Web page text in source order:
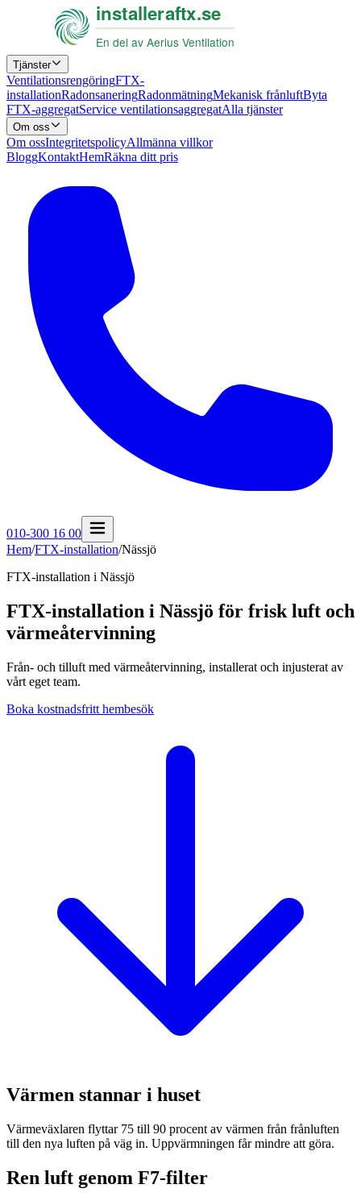
Tjänster
VentilationsrengöringFTX-
installationRadonsaneringRadonmätningMekanisk frånluftByta
FTX-aggregatService ventilationsaggregatAlla tjänster
Om oss
Om ossIntegritetspolicyAllmänna villkor
BloggKontaktHemRäkna ditt pris
010-300 16 00
Hem/FTX-installation/Nässjö
FTX-installation i Nässjö
FTX-installation i Nässjö för frisk luft och
värmeåtervinning
Från- och tilluft med värmeåtervinning, installerat och injusterat av
vårt eget team.
Boka kostnadsfritt hembesök
Värmen stannar i huset
Värmeväxlaren flyttar 75 till 90 procent av värmen från frånluften
till den nya luften på väg in. Uppvärmningen får mindre att göra.
Ren luft genom F7-filter